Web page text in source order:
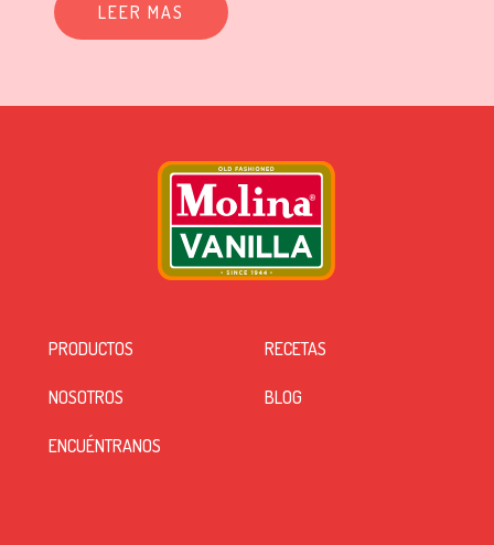
LEER MAS
PRODUCTOS RECETAS
NOSOTROS BLOG
ENCUÉNTRANOS